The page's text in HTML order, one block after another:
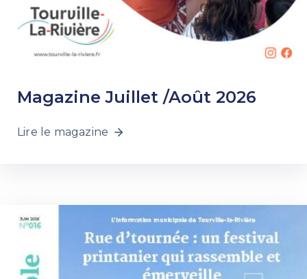
Magazine Juillet /Août 2026
Lire le magazine